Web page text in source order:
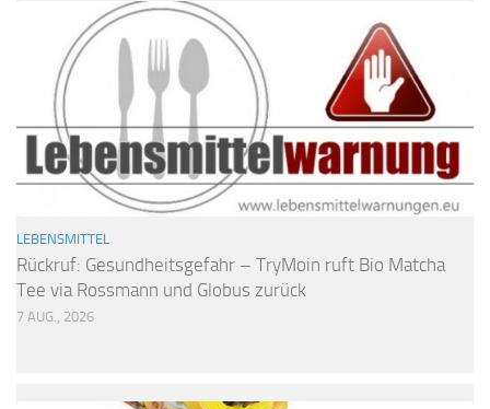
LEBENSMITTEL
Rückruf: Gesundheitsgefahr – TryMoin ruft Bio Matcha
Tee via Rossmann und Globus zurück
7 AUG., 2026